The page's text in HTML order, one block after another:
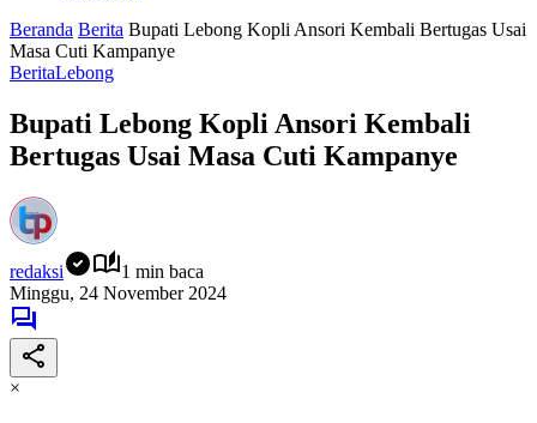
Beranda Berita Bupati Lebong Kopli Ansori Kembali Bertugas Usai
Masa Cuti Kampanye
BeritaLebong
Bupati Lebong Kopli Ansori Kembali
Bertugas Usai Masa Cuti Kampanye
redaksi
1 min baca
Minggu, 24 November 2024
×